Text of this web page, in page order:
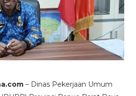
– Dinas Pekerjaan Umum